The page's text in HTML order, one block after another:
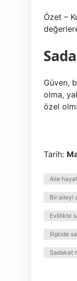
Özet –
Güven,
olma,
özel
Tarih:
Aile
Bir aileyi
Evlilikte
İlişkide
Sadakat